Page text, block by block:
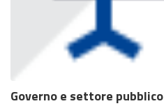
Governo e settore pubblico